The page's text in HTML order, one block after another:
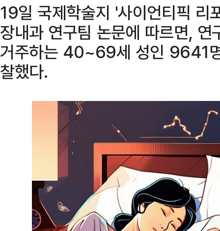
19일 국제학술지 '사이언티픽 리
장내과 연구팀 논문에 따르면, 연
거주하는 40~69세 성인 9641
찰했다.